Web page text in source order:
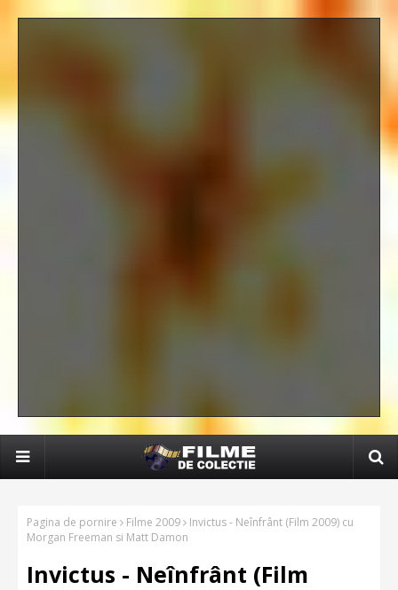
Pagina de pornire Filme 2009
Invictus - Neînfrânt (Film 2009) cu
Morgan Freeman si Matt Damon
Invictus - Neînfrânt (Film